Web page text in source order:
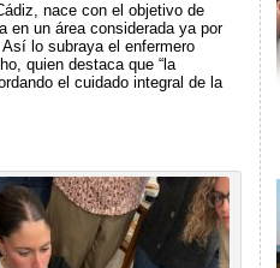
nace con el objetivo de
en un área considerada ya por
lo subraya el enfermero
quien destaca que “la
el cuidado integral de la